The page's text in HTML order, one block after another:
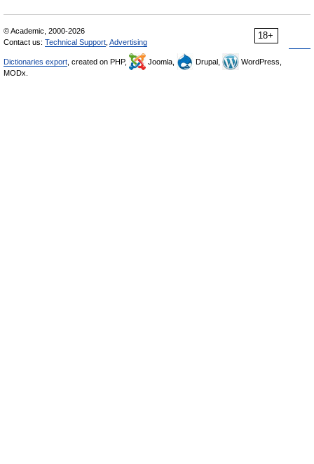
18+
© Academic, 2000-2026
Contact us: Technical Support Advertising
Dictionaries export , created on PHP, Joomla, Drupal,
WordPress,
MODx.